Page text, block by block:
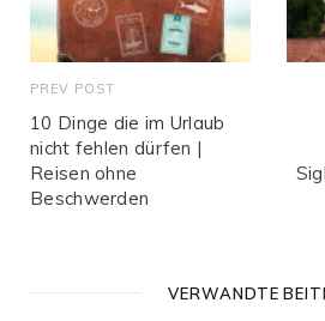
PREV POST
10 Dinge die im Urlaub
nicht fehlen dürfen |
Reisen ohne
Beschwerden
VERWANDTE